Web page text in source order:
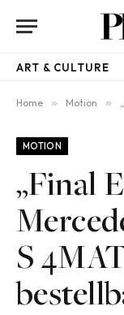
ART & CULTURE
Home » Motion »
MOTION
„Final
S